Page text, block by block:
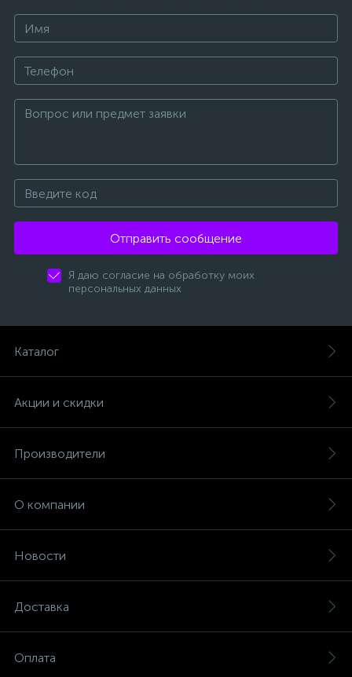
Отправить сообщение
Я даю согласие на обработку моих
персональных данных
Каталог
Акции и скидки
Производители
О компании
Новости
Доставка
Оплата